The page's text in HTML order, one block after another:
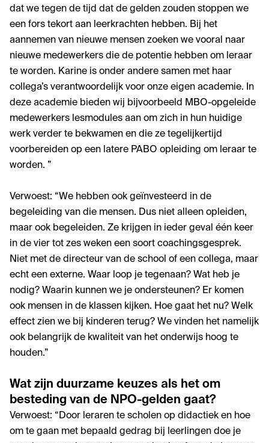
dat we tegen de tijd dat de gelden zouden stoppen we
een fors tekort aan leerkrachten hebben. Bij het
aannemen van nieuwe mensen zoeken we vooral naar
nieuwe medewerkers die de potentie hebben om leraar
te worden. Karine is onder andere samen met haar
collega’s verantwoordelijk voor onze eigen academie. In
deze academie bieden wij bijvoorbeeld MBO-opgeleide
medewerkers lesmodules aan om zich in hun huidige
werk verder te bekwamen en die ze tegelijkertijd
voorbereiden op een latere PABO opleiding om leraar te
worden. ”
Verwoest: “We hebben ook geïnvesteerd in de
begeleiding van die mensen. Dus niet alleen opleiden,
maar ook begeleiden. Ze krijgen in ieder geval één keer
in de vier tot zes weken een soort coachingsgesprek.
Niet met de directeur van de school of een collega, maar
echt een externe. Waar loop je tegenaan? Wat heb je
nodig? Waarin kunnen we je ondersteunen? Er komen
ook mensen in de klassen kijken. Hoe gaat het nu? Welk
effect zien we bij kinderen terug? We vinden het namelijk
ook belangrijk de kwaliteit van het onderwijs hoog te
houden.”
Wat zijn duurzame keuzes als het om
besteding van de NPO-gelden gaat?
Verwoest: “Door leraren te scholen op didactiek en hoe
om te gaan met bepaald gedrag bij leerlingen doe je